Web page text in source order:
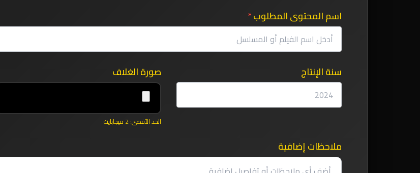
اسم المحتوى المطلوب*
سنة الإنتاج صورة الغلاف
الحد الأقصى: 2 ميجابايت
ملاحظات إضافية